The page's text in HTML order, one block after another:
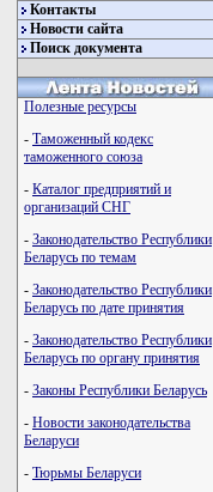
Контакты
Новости сайта
Поиск документа
Полезные ресурсы
- Таможенный кодекс
таможенного союза
- Каталог предприятий и
организаций СНГ
- Законодательство Республики
Беларусь по темам
- Законодательство Республики
Беларусь по дате принятия
- Законодательство Республики
Беларусь по органу принятия
- Законы Республики Беларусь
- Новости законодательства
Беларуси
- Тюрьмы Беларуси